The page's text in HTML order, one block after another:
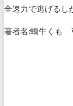
全速力で逃げるし
著者名:蝸牛くも